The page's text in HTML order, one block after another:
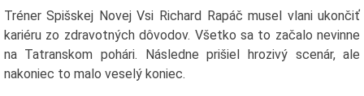
Tréner Spišskej Novej Vsi Richard Rapáč musel vlani ukončiť
kariéru zo zdravotných dôvodov. Všetko sa to začalo nevinne
na Tatranskom pohári. Následne prišiel hrozivý scenár, ale
nakoniec to malo veselý koniec.